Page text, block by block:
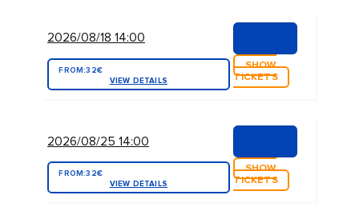
2026/08/18 14:00
FROM:32€
VIEW DETAILS
SHOW
TICKETS
2026/08/25 14:00
FROM:32€
VIEW DETAILS
SHOW
TICKETS